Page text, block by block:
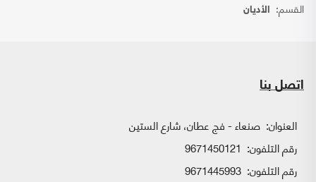
القسم: الأديان
اتصل بنا
العنوان: صنعاء - فج عطان، شارع الستين
رقم التلفون: 9671450121
رقم التلفون: 9671445993